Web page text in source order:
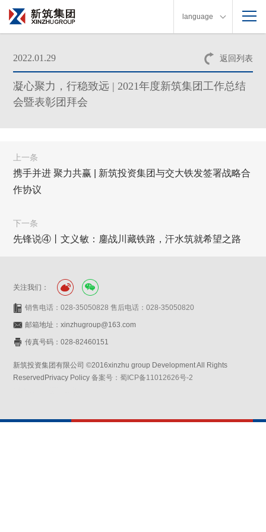
language
返回列表
2022.01.29
凝心聚力，行稳致远 | 2021年度新筑集团工作总结
会暨表彰团拜会
上一条
携手并进 聚力共赢 | 新筑投资集团与交大铁发签署战略合
作协议
下一条
先锋说④丨文义敏：鏖战川藏铁路，汗水筑就希望之路
关注我们：
销售电话：028-35050828 售后电话：028-35050820
邮箱地址：xinzhugroup@163.com
传真号码：028-82460151
新筑投资集团有限公司 ©2016xinzhu group Development All Rights
ReservedPrivacy Policy备案号：蜀ICP备11012626号-2